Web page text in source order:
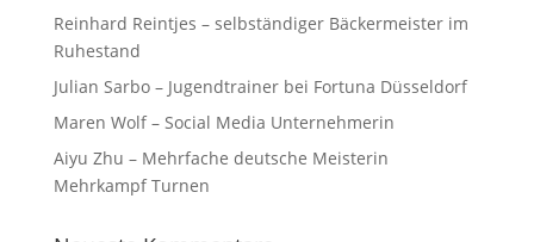
Reinhard Reintjes – selbständiger Bäckermeister im
Ruhestand
Julian Sarbo – Jugendtrainer bei Fortuna Düsseldorf
Maren Wolf – Social Media Unternehmerin
Aiyu Zhu – Mehrfache deutsche Meisterin
Mehrkampf Turnen